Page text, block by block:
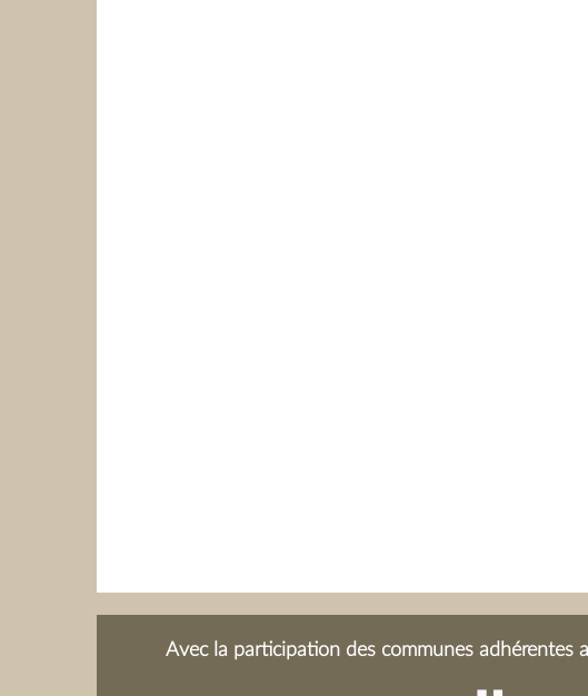
Avec la participation des communes adhérentes